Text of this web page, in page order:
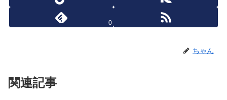
0
ちゃん
関連記事